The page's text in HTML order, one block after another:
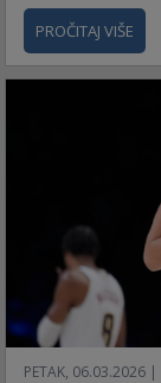
PROČITAJ VIŠE
PETAK, 06.03.2026